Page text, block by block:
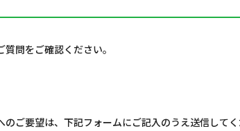
問をご確認ください。
ご要望は、下記フォームにご記入のうえ送信してく